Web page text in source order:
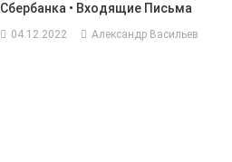
Сбербанка • Входящие Письма
04.12.2022 Александр Васильев